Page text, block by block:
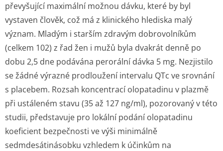
převyšující maximální možnou dávku, které by byl
vystaven člověk, což má z klinického hlediska malý
význam. Mladým i starším zdravým dobrovolníkům
(celkem 102) z řad žen i mužů byla dvakrát denně po
dobu 2,5 dne podávána perorální dávka 5 mg. Nezjistilo
se žádné výrazné prodloužení intervalu QTc ve srovnání
s placebem. Rozsah koncentrací olopatadinu v plazmě
při ustáleném stavu (35 až 127 ng/ml), pozorovaný v této
studii, představuje pro lokální podání olopatadinu
koeficient bezpečnosti ve výši minimálně
sedmdesátinásobku vzhledem k účinkům na